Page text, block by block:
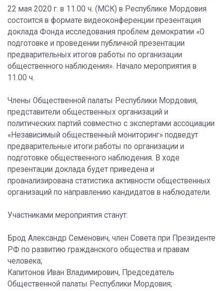
22 мая 2020 г. в 11.00 ч. (МСК) в Республике Мордовия
состоится в формате видеоконференции презентация
доклада Фонда исследования проблем демократии «О
подготовке и проведении публичной презентации
предварительных итогов работы по организации
общественного наблюдения». Начало мероприятия в
11.00 ч.
Члены Общественной палаты Республики Мордовия,
представители общественных организаций и
политических партий совместно с экспертами ассоциации
«Независимый общественный мониторинг» подведут
предварительные итоги работы по организации и
подготовке общественного наблюдения. В ходе
презентации доклада будет приведена и
проанализирована статистика активности общественных
организаций по направлению кандидатов в наблюдатели.
Участниками мероприятия станут:
Брод Александр Семенович, член Совета при Президенте
РФ по развитию гражданского общества и правам
человека;
Капитонов Иван Владимирович, Председатель
Общественной палаты Республики Мордовия;